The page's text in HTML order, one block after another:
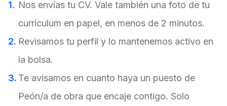
Nos envías tu CV. Vale también una foto de tu
currículum en papel, en menos de 2 minutos.
Revisamos tu perfil y lo mantenemos activo en
la bolsa.
Te avisamos en cuanto haya un puesto de
Peón/a de obra que encaje contigo. Solo